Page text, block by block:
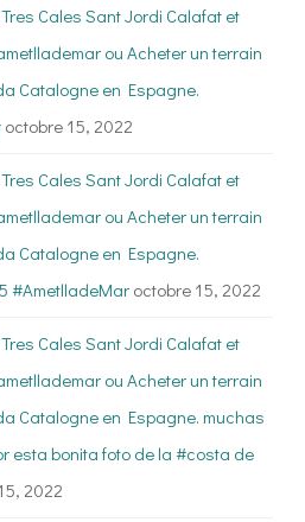
Cales Sant Jordi Calafat et
ou Acheter un terrain
Catalogne en Espagne.
octobre 15, 2022
Cales Sant Jordi Calafat et
ou Acheter un terrain
Catalogne en Espagne.
#AmetlladeMar octobre 15, 2022
Cales Sant Jordi Calafat et
ou Acheter un terrain
Catalogne en Espagne. muchas
esta bonita foto de la #costa de
2022